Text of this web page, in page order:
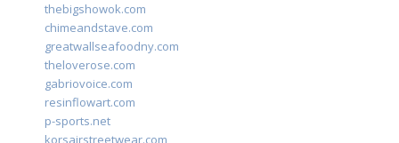
thebigshowok.com
chimeandstave.com
greatwallseafoodny.com
theloverose.com
gabriovoice.com
resinflowart.com
p-sports.net
korsairstreetwear.com